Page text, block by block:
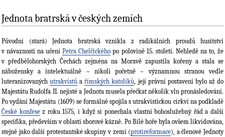
Jednota bratrská v českých zemích
Původní (stará) Jednota bratrská vznikla z radikálních proudů husitství
v návaznosti na učeníPetra Chelčického po polovině 15. století. Nehledě na to, že
v předbělohorských Čechách zejména na Moravě zapustila kořeny a stala se
nábožensky a intelektuálně – nikoli početně – významnou stranou vedle
luteranizovanýchutrakvistů ařímských katolíků , její právní postavení bylo až do
Majestátu Rudolfa II. nejisté a Jednota musela přečkat několik vln pronásledování.
Po vydání Majestátu (1609) se formálně spojila s utrakvistickou církví na podkladě
České konfesez roku 1575, i když si ponechala vlastní bohoslužebný řád a další
specifika, především v oblasti sborové kázně. Po Bílé hoře byla ovšem likvidována,
stejně jako další protestantské skupiny v zemi (protireformace), a členové Jednoty